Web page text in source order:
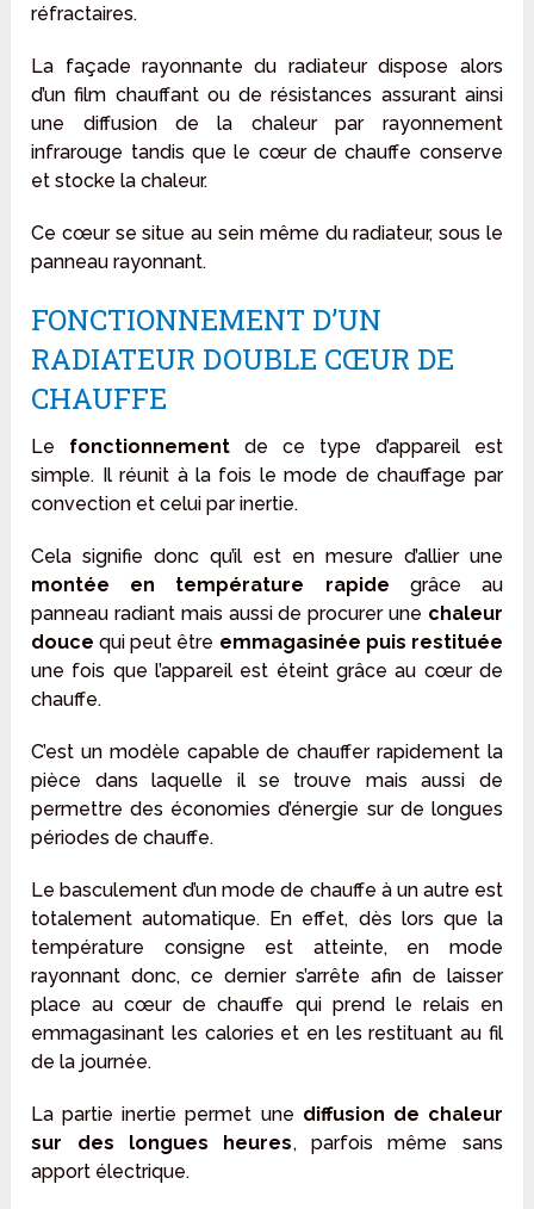
réfractaires.
La façade rayonnante du radiateur dispose alors
d’un film chauffant ou de résistances assurant ainsi
une diffusion de la chaleur par rayonnement
infrarouge tandis que le cœur de chauffe conserve
et stocke la chaleur.
Ce cœur se situe au sein même du radiateur, sous le
panneau rayonnant.
FONCTIONNEMENT D’UN
RADIATEUR DOUBLE CŒUR DE
CHAUFFE
Le fonctionnementde ce type d’appareil est
simple. Il réunit à la fois le mode de chauffage par
convection et celui par inertie.
Cela signifie donc qu’il est en mesure d’allier une
montée en température rapide grâce au
panneau radiant mais aussi de procurer une chaleur
douce qui peut être emmagasinée puis restituée
une fois que l’appareil est éteint grâce au cœur de
chauffe.
C’est un modèle capable de chauffer rapidement la
pièce dans laquelle il se trouve mais aussi de
permettre des économies d’énergie sur de longues
périodes de chauffe.
Le basculement d’un mode de chauffe à un autre est
totalement automatique. En effet, dès lors que la
température consigne est atteinte, en mode
rayonnant donc, ce dernier s’arrête afin de laisser
place au cœur de chauffe qui prend le relais en
emmagasinant les calories et en les restituant au fil
de la journée.
La partie inertie permet une diffusion de chaleur
sur des longues heures, parfois même sans
apport électrique.